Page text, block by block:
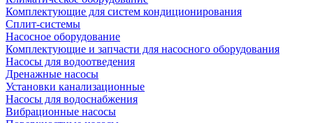
Комплектующие для систем кондиционирования
Сплит-системы
Насосное оборудование
Комплектующие и запчасти для насосного оборудования
Насосы для водоотведения
Дренажные насосы
Установки канализационные
Насосы для водоснабжения
Вибрационные насосы